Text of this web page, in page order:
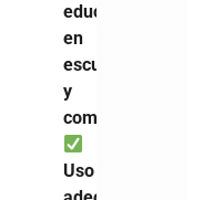
educativos
en
escuelas
y
comunidades.
Uso